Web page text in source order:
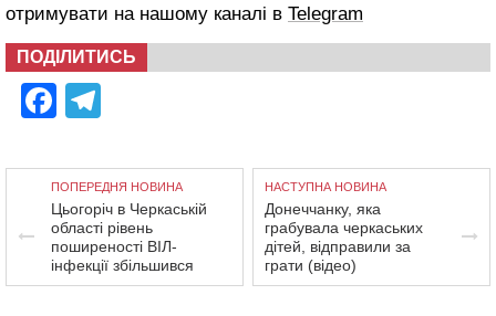
отримувати на нашому каналі в Telegram
ПОДІЛИТИСЬ
Facebook
ПОПЕРЕДНЯ НОВИНА
Цьогоріч в Черкаській
області рівень
поширеності ВІЛ-
інфекції збільшився
НАСТУПНА НОВИНА
Донеччанку, яка
грабувала черкаських
дітей, відправили за
грати (відео)